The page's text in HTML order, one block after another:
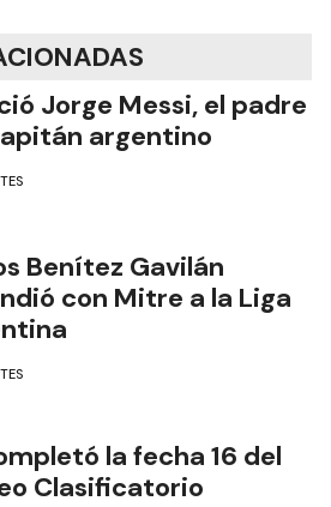
Jorge Messi, el padre
argentino
Benítez Gavilán
con Mitre a la Liga
la fecha 16 del
Clasificatorio